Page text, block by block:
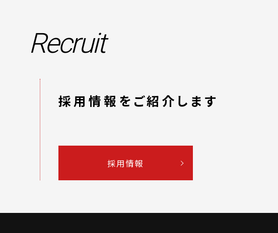
Recruit
採用情報をご紹介します
採用情報